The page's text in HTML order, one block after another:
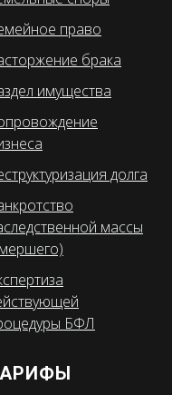
право
брака
имущества
долга
массы
БФЛ